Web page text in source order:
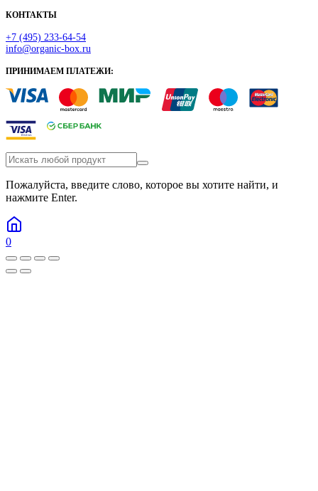
КОНТАКТЫ
+7 (495) 233-64-54
info@organic-box.ru
ПРИНИМАЕМ ПЛАТЕЖИ:
Пожалуйста, введите слово, которое вы хотите найти, и
нажмите Enter.
0